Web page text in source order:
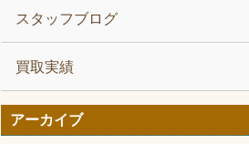
スタッフブログ
買取実績
アーカイブ